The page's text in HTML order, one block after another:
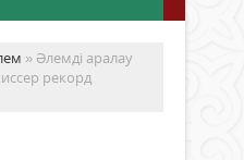
» Әлемді аралау
рекорд